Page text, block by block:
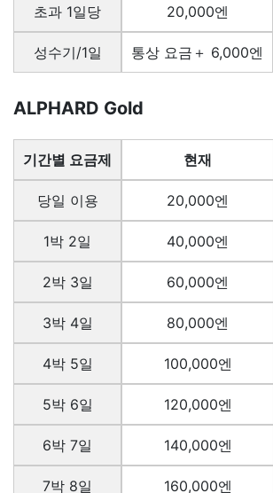
초과 1일당
성수기/1일
20,000엔
통상 요금＋ 6,000엔
ALPHARD Gold
기간별 요금제
당일 이용
1박 2일
2박 3일
3박 4일
4박 5일
5박 6일
6박 7일
7박 8일
현재
20,000엔
40,000엔
60,000엔
80,000엔
100,000엔
120,000엔
140,000엔
160,000엔